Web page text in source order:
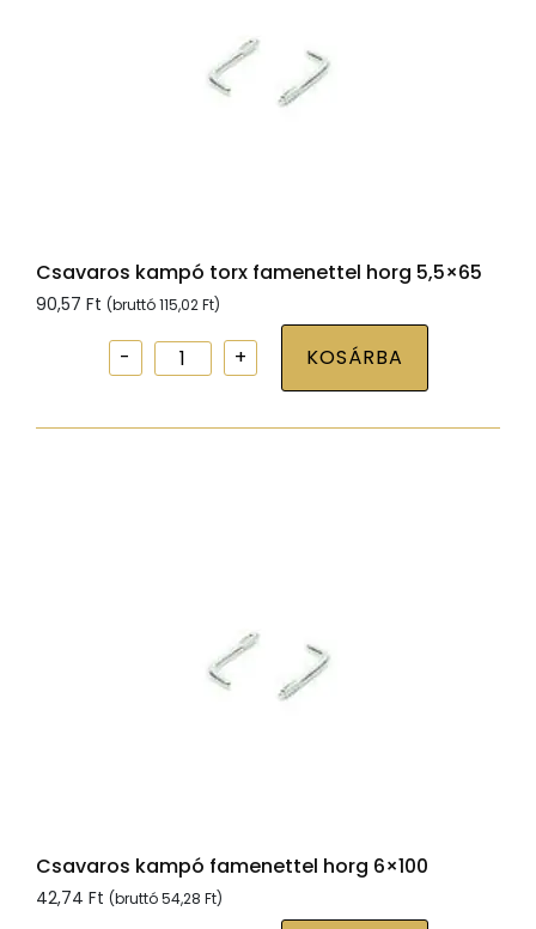
Csavaros kampó torx famenettel horg 5,5×65
90,57 Ft (bruttó115,02Ft)
Csavaros
kampó
KOSÁRBA
Csavaros kampó famenettel horg 6×100
42,74 Ft (bruttó54,28 Ft)